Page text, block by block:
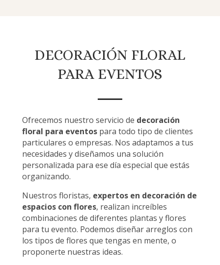
DECORACIÓN FLORAL
PARA EVENTOS
Ofrecemos nuestro servicio de decoración
floral para eventos para todo tipo de clientes
particulares o empresas. Nos adaptamos a tus
necesidades y diseñamos una solución
personalizada para ese día especial que estás
organizando.
Nuestros floristas, expertos en decoración de
espacios con flores, realizan increíbles
combinaciones de diferentes plantas y flores
para tu evento. Podemos diseñar arreglos con
los tipos de flores que tengas en mente, o
proponerte nuestras ideas.